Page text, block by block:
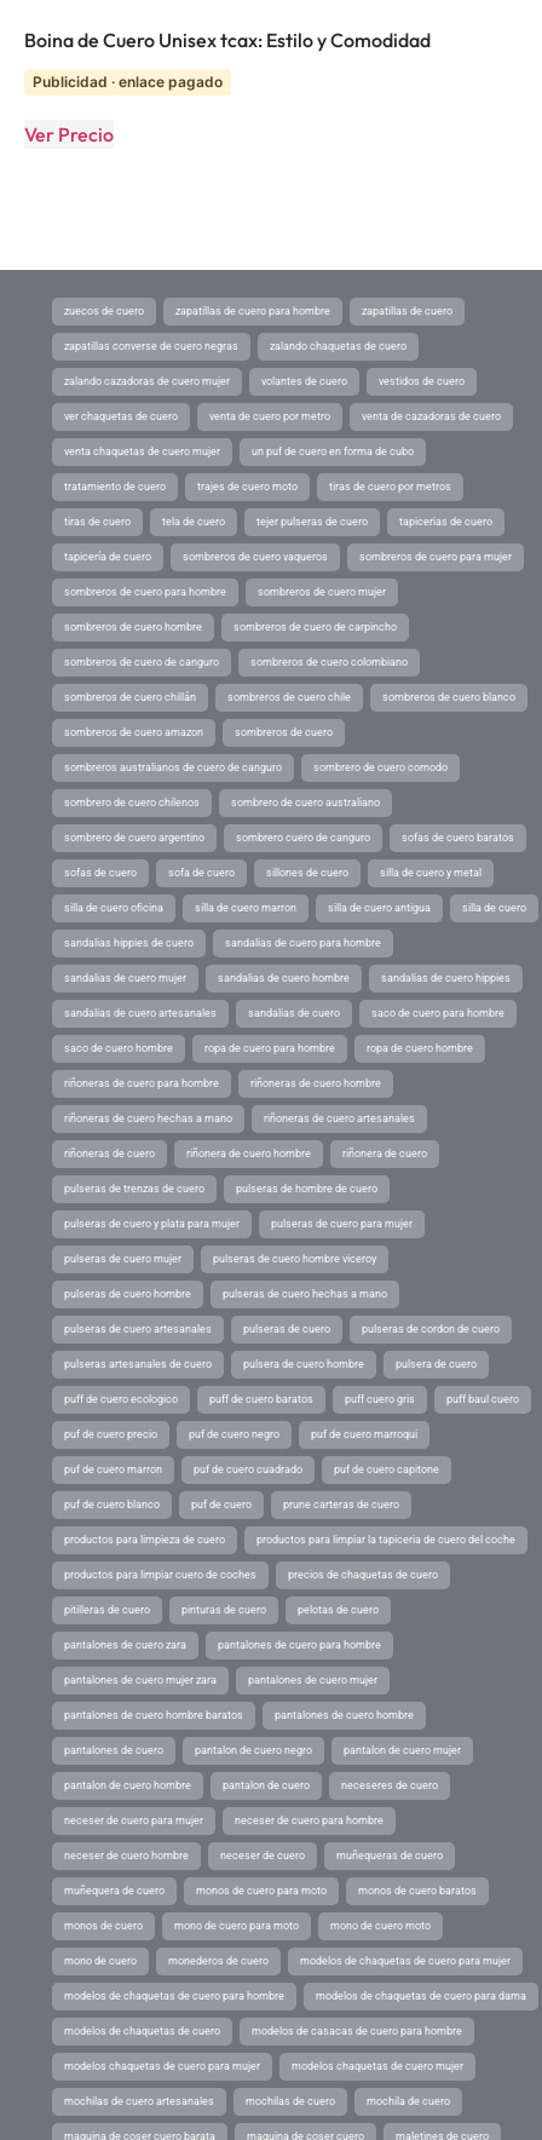
Boina de Cuero Unisex tcax: Estilo y Comodidad
Publicidad · enlace pagado
Ver Precio
zuecos de cuero zapatillas de cuero para hombre zapatillas de cuero
zapatillas converse de cuero negras zalando chaquetas de cuero
zalando cazadoras de cuero mujer volantes de cuero vestidos de cuero
ver chaquetas de cuero venta de cuero por metro venta de cazadoras de cuero
venta chaquetas de cuero mujer un puf de cuero en forma de cubo
tratamiento de cuero trajes de cuero moto tiras de cuero por metros
tiras de cuero tela de cuero tejer pulseras de cuero tapicerias de cuero
tapicería de cuero sombreros de cuero vaqueros sombreros de cuero para mujer
sombreros de cuero para hombre sombreros de cuero mujer
sombreros de cuero hombre sombreros de cuero de carpincho
sombreros de cuero de canguro sombreros de cuero colombiano
sombreros de cuero chillán sombreros de cuero chile sombreros de cuero blanco
sombreros de cuero amazon sombreros de cuero
sombreros australianos de cuero de canguro sombrero de cuero comodo
sombrero de cuero chilenos sombrero de cuero australiano
sombrero de cuero argentino sombrero cuero de canguro sofas de cuero baratos
sofas de cuero sofa de cuero sillones de cuero silla de cuero y metal
silla de cuero oficina silla de cuero marron silla de cuero antigua silla de cuero
sandalias hippies de cuero sandalias de cuero para hombre
sandalias de cuero mujer sandalias de cuero hombre sandalias de cuero hippies
sandalias de cuero artesanales sandalias de cuero saco de cuero para hombre
saco de cuero hombre ropa de cuero para hombre ropa de cuero hombre
riñoneras de cuero para hombre riñoneras de cuero hombre
riñoneras de cuero hechas a mano riñoneras de cuero artesanales
riñoneras de cuero riñonera de cuero hombre riñonera de cuero
pulseras de trenzas de cuero pulseras de hombre de cuero
pulseras de cuero y plata para mujer pulseras de cuero para mujer
pulseras de cuero mujer pulseras de cuero hombre viceroy
pulseras de cuero hombre pulseras de cuero hechas a mano
pulseras de cuero artesanales pulseras de cuero pulseras de cordon de cuero
pulseras artesanales de cuero pulsera de cuero hombre pulsera de cuero
puff de cuero ecologico puff de cuero baratos puff cuero gris puff baul cuero
puf de cuero precio puf de cuero negro puf de cuero marroqui
puf de cuero marron puf de cuero cuadrado puf de cuero capitone
puf de cuero blanco puf de cuero prune carteras de cuero
productos para limpieza de cuero productos para limpiar la tapiceria de cuero del coche
productos para limpiar cuero de coches precios de chaquetas de cuero
pitilleras de cuero pinturas de cuero pelotas de cuero
pantalones de cuero zara pantalones de cuero para hombre
pantalones de cuero mujer zara pantalones de cuero mujer
pantalones de cuero hombre baratos pantalones de cuero hombre
pantalones de cuero pantalon de cuero negro pantalon de cuero mujer
pantalon de cuero hombre pantalon de cuero neceseres de cuero
neceser de cuero para mujer neceser de cuero para hombre
neceser de cuero hombre neceser de cuero muñequeras de cuero
muñequera de cuero monos de cuero para moto monos de cuero baratos
monos de cuero mono de cuero para moto mono de cuero moto
mono de cuero monederos de cuero modelos de chaquetas de cuero para mujer
modelos de chaquetas de cuero para hombre modelos de chaquetas de cuero para dama
modelos de chaquetas de cuero modelos de casacas de cuero para hombre
modelos chaquetas de cuero para mujer modelos chaquetas de cuero mujer
mochilas de cuero artesanales mochilas de cuero mochila de cuero
maquina de coser cuero barata maquina de coser cuero maletines de cuero